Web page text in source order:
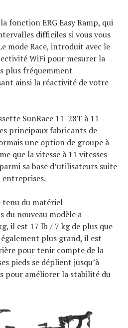
fonction ERG Easy Ramp, qui
difficiles si vous vous
mode Race, introduit avec le
WiFi pour mesurer la
plus fréquemment
ainsi la réactivité de votre
SunRace 11-28T à 11
principaux fabricants de
une option de groupe à
que la vitesse à 11 vitesses
sa base d’utilisateurs suite
entreprises.
du matériel
du nouveau modèle a
il est 17 lb / 7 kg de plus que
plus grand, il est
pour tenir compte de la
pieds se déplient jusqu’à
pour améliorer la stabilité du